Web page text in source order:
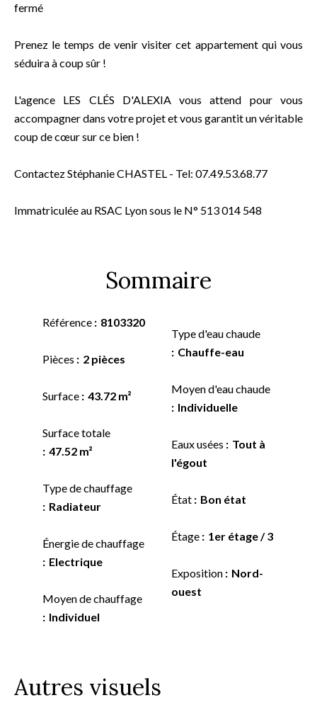
fermé
Prenez le temps de venir visiter cet appartement qui vous
séduira à coup sûr !
L'agence LES CLÉS D'ALEXIA vous attend pour vous
accompagner dans votre projet et vous garantit un véritable
coup de cœur sur ce bien !
Contactez Stéphanie CHASTEL - Tel: 07.49.53.68.77
Immatriculée au RSAC Lyon sous le N° 513 014 548
Sommaire
Référence 8103320
Pièces 2 pièces
Surface 43.72 m²
Surface totale
47.52 m²
Type de chauffage
Radiateur
Énergie de chauffage
Electrique
Moyen de chauffage
Individuel
Type d'eau chaude
Chauffe-eau
Moyen d'eau chaude
Individuelle
Eaux usées
Tout à
l'égout
État Bon état
Étage 1er étage / 3
Exposition
Nord-
ouest
Autres visuels